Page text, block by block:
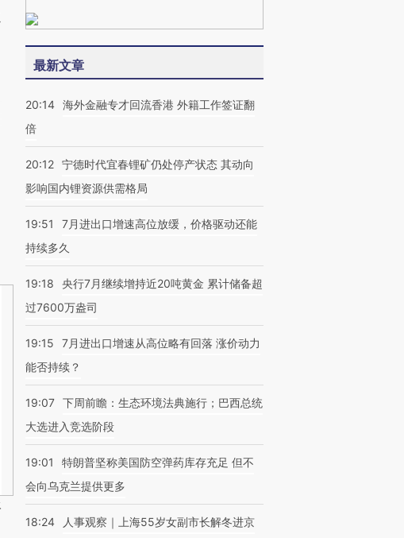
最新文章
20:14 海外金融专才回流香港 外籍工作签证翻
倍
20:12 宁德时代宜春锂矿仍处停产状态 其动向
影响国内锂资源供需格局
19:51
7月进出口增速高位放缓，价格驱动还能
持续多久
19:18
央行7月继续增持近20吨黄金 累计储备超
过7600万盎司
19:15
7月进出口增速从高位略有回落 涨价动力
能否持续？
19:07 下周前瞻：生态环境法典施行；巴西总统
大选进入竞选阶段
19:01
特朗普坚称美国防空弹药库存充足 但不
会向乌克兰提供更多
18:24
人事观察｜上海55岁女副市长解冬进京